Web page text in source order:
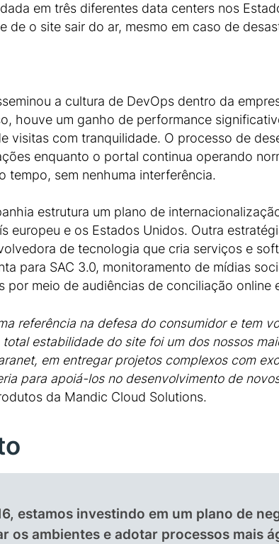
em três diferentes data centers nos
de o site sair do ar, mesmo em caso de
a cultura de DevOps dentro da
houve um ganho de performance
visitas com tranquilidade. O processo de
enquanto o portal continua operando
tempo, sem nenhuma interferência.
estrutura um plano de
europeu e os Estados Unidos. Outra
de tecnologia que cria serviços e
para SAC 3.0, monitoramento de mídias
por meio de audiências de conciliação online
referência na defesa do consumidor e tem
estabilidade do site foi um dos nossos
em entregar projetos complexos com
para apoiá-los no desenvolvimento de
da Mandic Cloud Solutions.
estamos investindo em um plano de
os ambientes e adotar processos mais